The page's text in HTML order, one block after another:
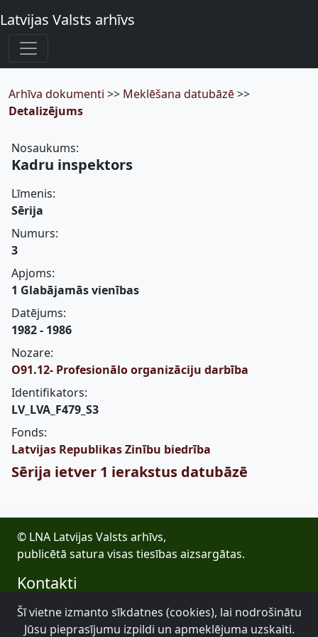
Latvijas Valsts arhīvs
Arhīva dokumenti >> Meklēšana datubāzē>>
Detalizējums
Nosaukums:
Kadru inspektors
Līmenis:
Sērija
Numurs:
3
Apjoms:
1 Glabājamās vienības
Datējums:
1982 - 1986
Nozare:
O91.12- Profesionālo organizāciju darbība
Identifikators:
LV_LVA_F479_S3
Fonds:
Latvijas Republikas Zinību biedrība
Sērija ietver 1 ierakstus datubāzē
© LNA Latvijas Valsts arhīvs,
publicētā satura visas tiesības aizsargātas.
Kontakti
E-pasts: lva@arhivi.gov.lv
Tālrunis: +371 20027447
Šī vietne izmanto sīkdatnes (cookies), lai nodrošinātu
Jūsu pieprasījumu izpildi un apmeklējuma uzskaiti.